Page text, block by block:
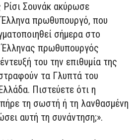
Σουνάκ ακύρωσε
πρωθυπουργό, που
σήμερα στο
Έλληνας πρωθυπουργός
του την επιθυμία της
τα Γλυπτά του
Πιστεύετε ότι η
τη σωστή ή τη λανθασμένη
αυτή τη συνάντηση;».